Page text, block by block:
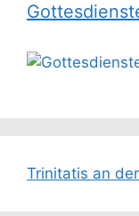
Trinitatis an